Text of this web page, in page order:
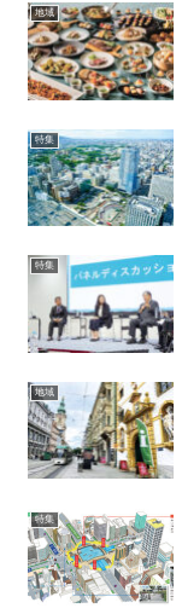
地域
特集
特集
地域
特集